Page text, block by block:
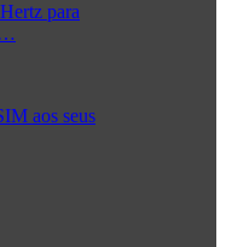
para
aos seus